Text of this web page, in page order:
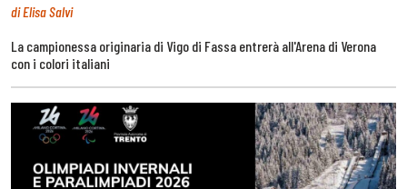
di Elisa Salvi
La campionessa originaria di Vigo di Fassa entrerà all'Arena di Verona
con i colori italiani